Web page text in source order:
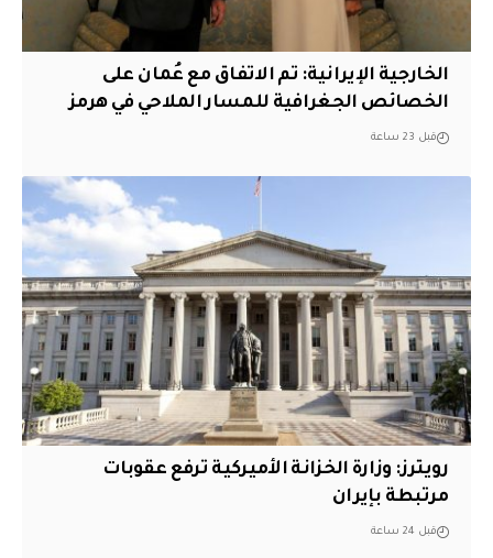
‏الخارجية الإيرانية: تم الاتفاق مع عُمان على
الخصائص الجغرافية للمسار الملاحي في هرمز
قبل 23 ساعة
‏رويترز: وزارة الخزانة الأميركية ترفع عقوبات
مرتبطة بإيران
قبل 24 ساعة